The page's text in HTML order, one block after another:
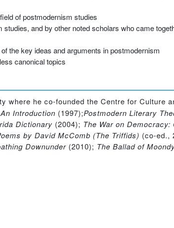
of postmodernism studies
and by other noted scholars who came
the key ideas and arguments in postmodernism
canonical topics
he co-founded the Centre for Culture
Introduction (1997);Postmodern Literary
Dictionary (2004); The War on
by David McComb (The Triffids) (co-ed.,
Downunder (2010); The Ballad of